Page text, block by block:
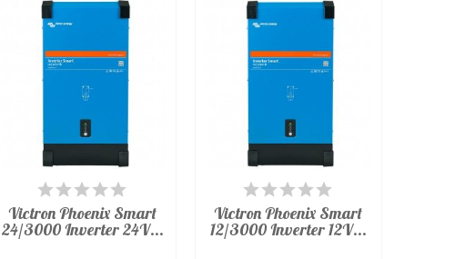
DISPONIBILE
Victron Phoenix Smart
24/3000 Inverter 24V...
DISPONIBILE
Victron Phoenix Smart
12/3000 Inverter 12V...